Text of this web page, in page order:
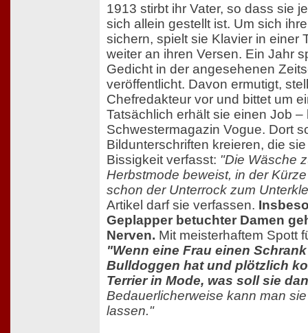
1913 stirbt ihr Vater, so dass sie
sich allein gestellt ist. Um sich
sichern, spielt sie Klavier in einer
weiter an ihren Versen. Ein Jahr
Gedicht in der angesehenen
veröffentlicht. Davon ermutigt,
Chefredakteur vor und bittet um
Tatsächlich erhält sie einen Job –
Schwestermagazin Vogue. Dort
Bildunterschriften kreieren, die
Bissigkeit verfasst: "Die Wäsche
Herbstmode beweist, in der
schon der Unterrock zum
Artikel darf sie verfassen.
Geplapper betuchter Damen
Nerven. Mit meisterhaftem Spott
"Wenn eine Frau einen
Bulldoggen hat und plötzlich
Terrier in Mode, was soll sie
Bedauerlicherweise kann man
lassen."